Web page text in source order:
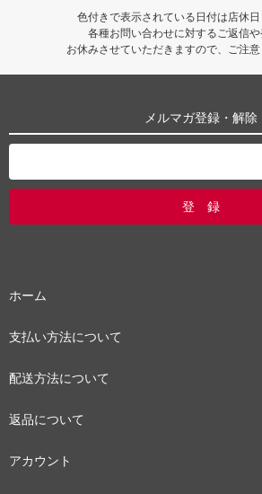
色付きで表示されている日付は店休日
各種お問い合わせに対するご返信
お休みさせていただきますので、ご注意
メルマガ登録・解除
ホーム
支払い方法について
配送方法について
返品について
アカウント